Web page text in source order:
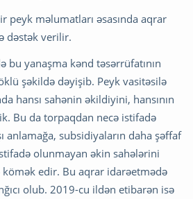
peyk məlumatları əsasında aqrar
dəstək verilir.
bu yanaşma kənd təsərrüfatının
şəkildə dəyişib. Peyk vasitəsilə
hansı sahənin əkildiyini, hansının
Bu da torpaqdan necə istifadə
anlamağa, subsidiyaların daha şəffaf
olunmayan əkin sahələrini
kömək edir. Bu aqrar idarəetmədə
olub. 2019-cu ildən etibarən isə